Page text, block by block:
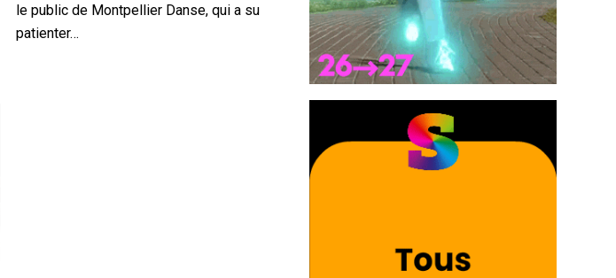
le public de Montpellier Danse, qui a su
patienter…